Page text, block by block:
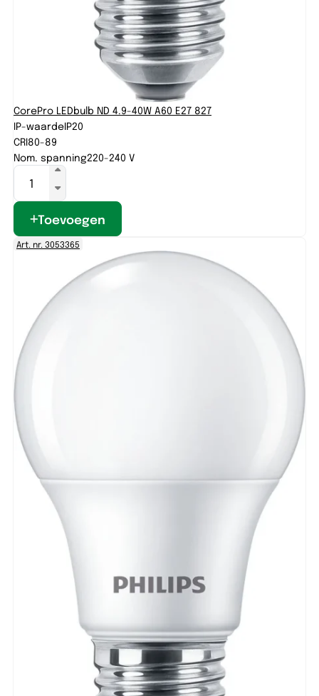
CorePro LEDbulb ND 4.9-40W A60 E27 827
IP-waardeIP20
CRI80-89
Nom. spanning220-240 V
Toevoegen
Art. nr. 3053365